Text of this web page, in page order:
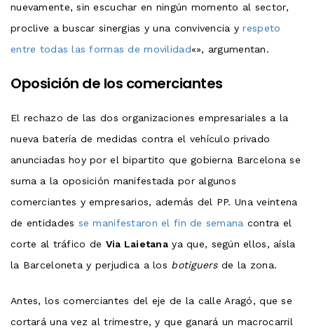
nuevamente, sin escuchar en ningún momento al sector,
proclive a buscar sinergias y una convivencia yrespeto
entre todas las formas de movilidad«», argumentan.
Oposición de los comerciantes
El rechazo de las dos organizaciones empresariales a la
nueva batería de medidas contra el vehículo privado
anunciadas hoy por el bipartito que gobierna Barcelona se
suma a la oposición manifestada por algunos
comerciantes y empresarios, además del PP. Una veintena
de entidades se manifestaron el fin de semana contra el
corte al tráfico de Via Laietanaya que, según ellos, aísla
la Barceloneta y perjudica a los botiguersde la zona.
Antes, los comerciantes del eje de la calle Aragó, que se
cortará una vez al trimestre, y que ganará un macrocarril